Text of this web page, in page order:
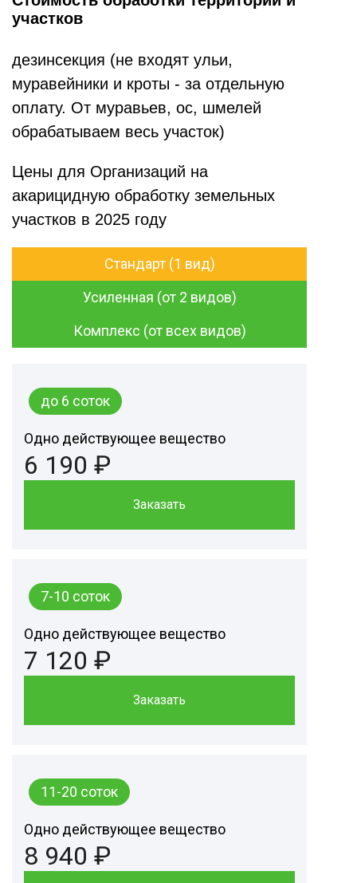
участков
дезинсекция (не входят ульи,
муравейники и кроты - за отдельную
оплату. От муравьев, ос, шмелей
обрабатываем весь участок)
Цены для Организаций на
акарицидную обработку земельных
участков в 2025 году
Стандарт (1 вид)
Усиленная (от 2 видов)
Комплекс (от всех видов)
до 6 соток
Одно действующее вещество
6 190 ₽
Заказать
7-10 соток
Одно действующее вещество
7 120 ₽
Заказать
11-20 соток
Одно действующее вещество
8 940 ₽